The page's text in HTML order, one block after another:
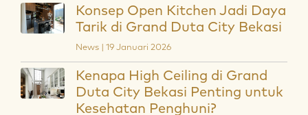
Konsep Open Kitchen Jadi Daya
Tarik di Grand Duta City Bekasi
News | 19 Januari 2026
Kenapa High Ceiling di Grand
Duta City Bekasi Penting untuk
Kesehatan Penghuni?